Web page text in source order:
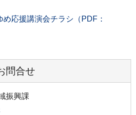
応援講演会チラシ（PDF：
問合せ
振興課